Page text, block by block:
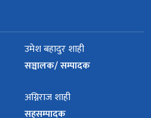
उमेश बहादुर शाही
सञ्चालक/ सम्पादक
अग्निराज शाही
सहसम्पादक